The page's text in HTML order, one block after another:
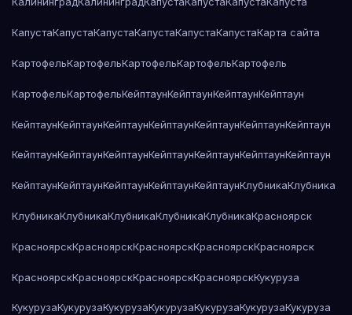
КапустаКапустаКапустаКапустаКапустаКапустаКарта сайта
КартофельКартофельКартофельКартофельКартофель
КартофельКартофельКейптаунКейптаунКейптаунКейптаун
КейптаунКейптаунКейптаунКейптаунКейптаунКейптаунКейптаун
КейптаунКейптаунКейптаунКейптаунКейптаунКейптаунКейптаун
КейптаунКейптаунКейптаунКейптаунКейптаунКлубникаКлубника
КлубникаКлубникаКлубникаКлубникаКлубникаКрасноярск
КрасноярскКрасноярскКрасноярскКрасноярскКрасноярск
КрасноярскКрасноярскКрасноярскКрасноярскКукуруза
КукурузаКукурузаКукурузаКукурузаКукурузаКукурузаКукуруза